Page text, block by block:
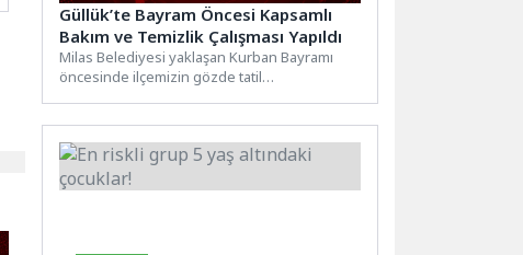
Güllük’te Bayram Öncesi Kapsamlı
Bakım ve Temizlik Çalışması Yapıldı
Milas Belediyesi yaklaşan Kurban Bayramı
öncesinde ilçemizin gözde tatil